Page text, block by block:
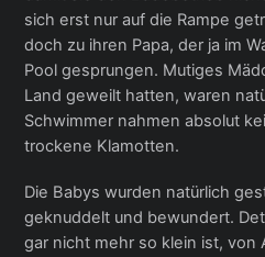
sich erst nur auf die Rampe
doch zu ihren Papa, der ja im
Pool gesprungen. Mutiges
Land geweilt hatten, waren
Schwimmer nahmen absolut
trockene Klamotten.
Die Babys wurden natürlich
geknuddelt und bewundert.
gar nicht mehr so klein ist, von